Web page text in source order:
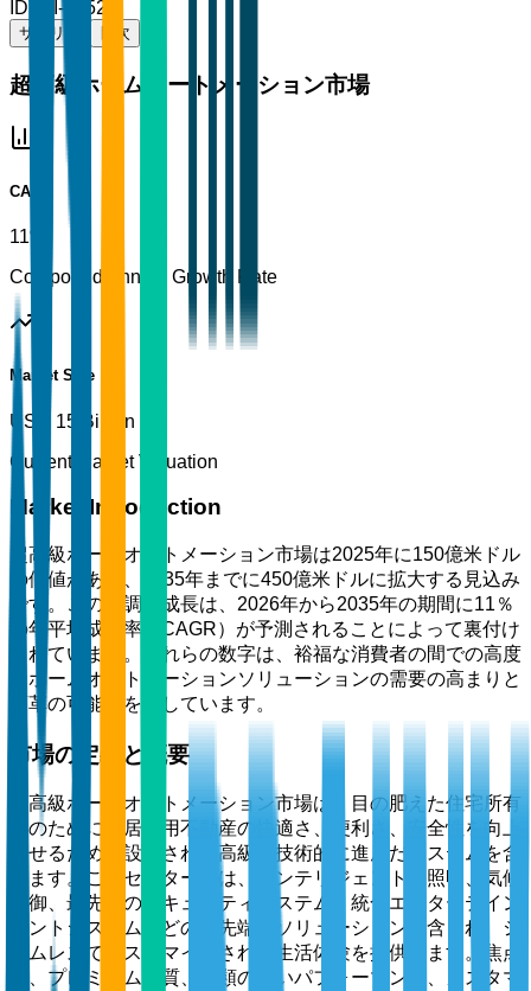
IDTBI-68523
サマリー 目次
超高級ホームオートメーション市場
CAGR
11%
Compound Annual Growth Rate
Market Size
USD 15 Billion
Current Market Valuation
Market Introduction
超高級ホームオートメーション市場は2025年に150億米ドル
の価値があり、2035年までに450億米ドルに拡大する見込み
です。この堅調な成長は、2026年から2035年の期間に11％
の年平均成長率（CAGR）が予測されることによって裏付け
られています。これらの数字は、裕福な消費者の間での高度
なホームオートメーションソリューションの需要の高まりと
変革の可能性を示しています。
市場の定義と概要
超高級ホームオートメーション市場は、目の肥えた住宅所有
者のために、居住用不動産の快適さ、便利さ、安全性を向上
させるために設計された高級で技術的に進んだシステムを含
みます。このセクターには、インテリジェントな照明、気候
制御、最先端のセキュリティシステム、統合エンターテイン
メントシステムなどの最先端のソリューションが含まれ、シ
ームレスでカスタマイズされた生活体験を提供します。焦点
は、プレミアム品質、比類のないパフォーマンス、カスタマ